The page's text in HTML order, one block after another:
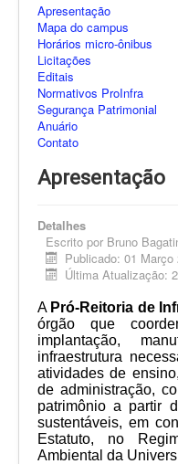
Coord. Gestão
Coord. Gestão
Biotério Central
Apresentação
Mapa do campus
Horários micro-ônibus
Licitações
Editais
Normativos ProInfra
Segurança Patrimonial
Anuário
Contato
Apresentação
Detalhes
Escrito por Bruno
Publicado: 01 Março
Última Atualização:
A Pró-Reitoria de
órgão que
implantação,
infraestrutura
atividades de
de administração,
patrimônio a partir
sustentáveis, em
Estatuto, no
Ambiental da